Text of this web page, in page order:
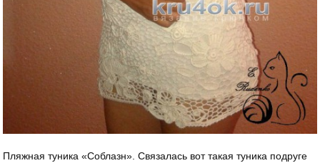
Пляжная туника «Соблазн». Связалась вот такая туника подруге